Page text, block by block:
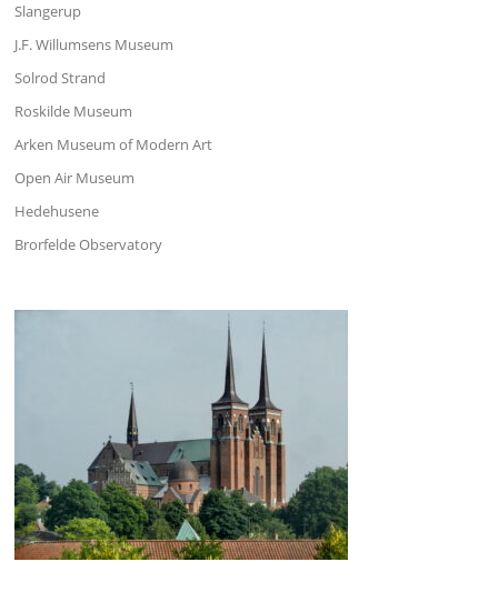
Slangerup
J.F. Willumsens Museum
Solrod Strand
Roskilde Museum
Arken Museum of Modern Art
Open Air Museum
Hedehusene
Brorfelde Observatory